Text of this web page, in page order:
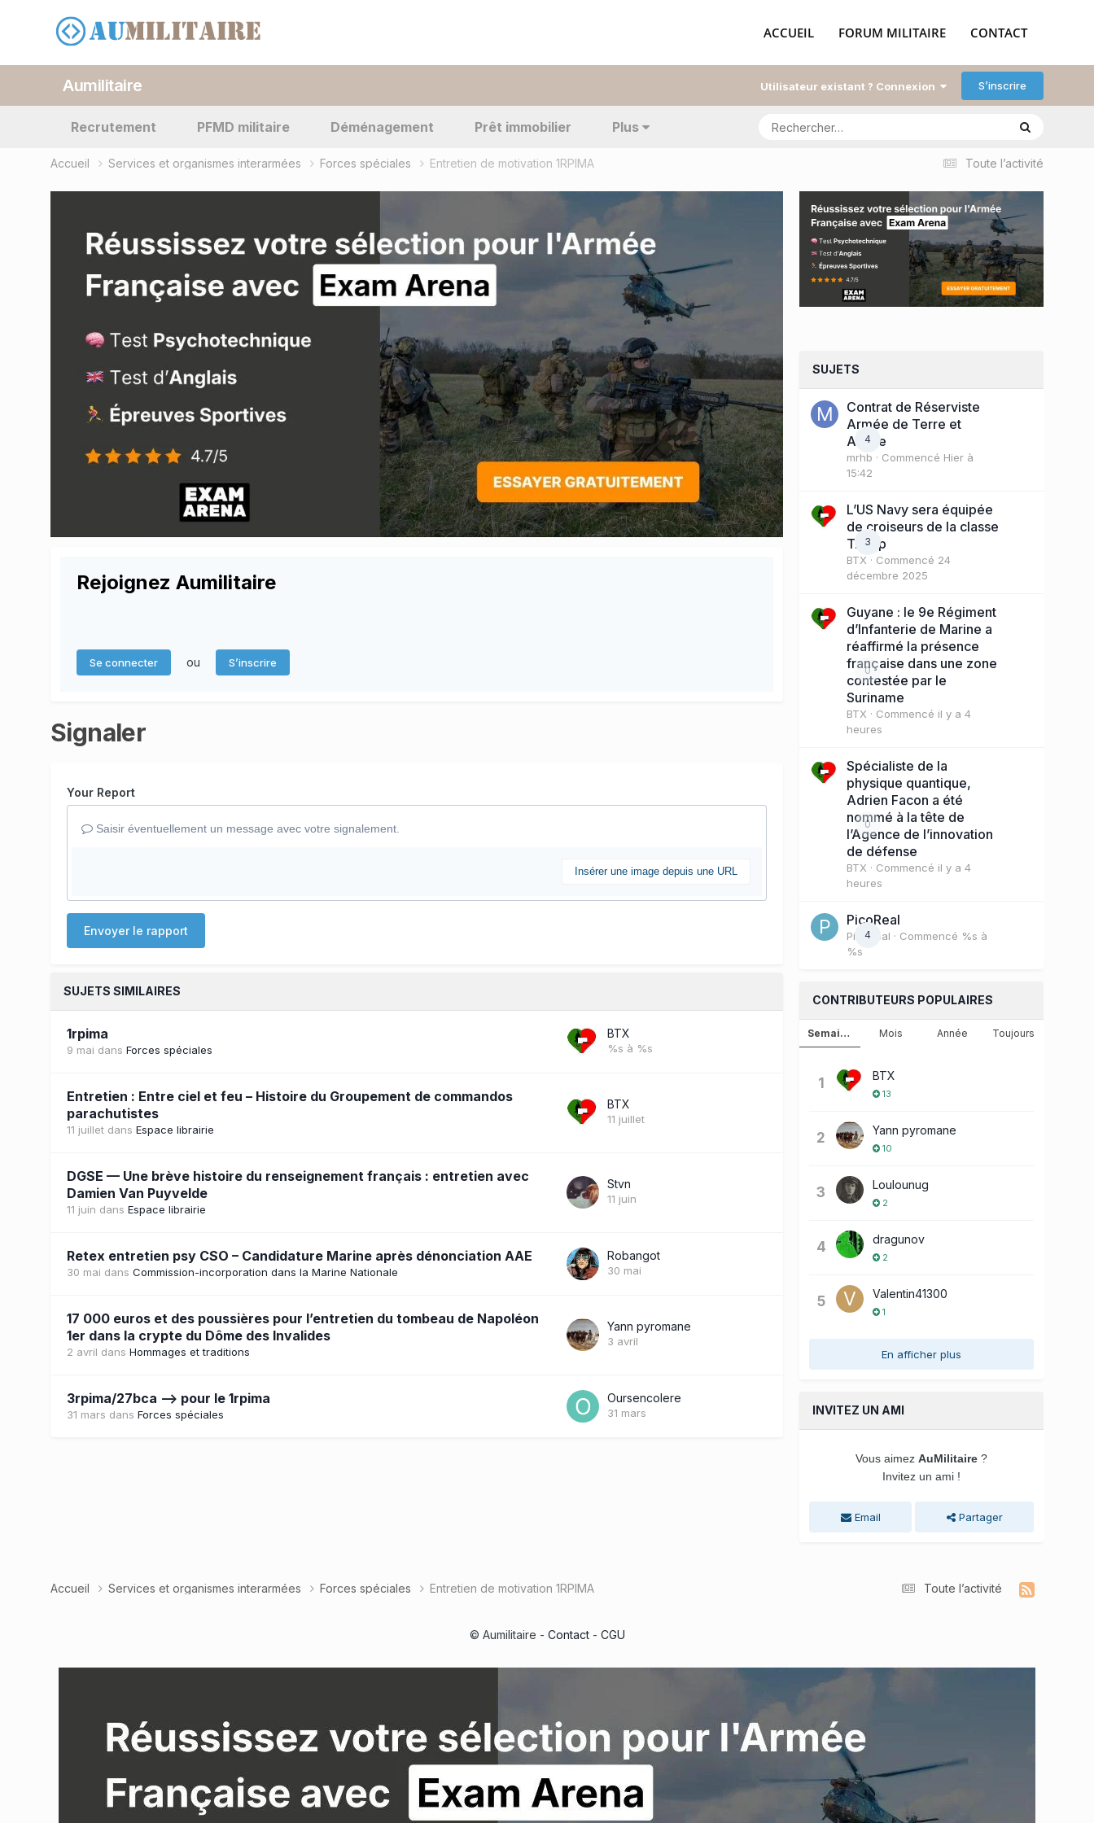
ACCUEIL FORUM MILITAIRE CONTACT
Aumilitaire Utilisateur existant ? Connexion S’inscrire
Recrutement PFMD militaire Déménagement Prêt immobilier Plus
Toute l’activité
Accueil Services et organismes interarmées Forces spéciales Entretien de motivation 1RPIMA
Rejoignez Aumilitaire
Se connecter ou S’inscrire
Signaler
Your Report
Saisir éventuellement un message avec votre signalement.
Insérer une image depuis une URL
Envoyer le rapport
SUJETS SIMILAIRES
1rpima
9 mai dans Forces spéciales
BTX
%s à %s
Entretien : Entre ciel et feu – Histoire du Groupement de commandos
parachutistes
11 juillet dans Espace librairie
BTX
11 juillet
DGSE — Une brève histoire du renseignement français : entretien avec
Damien Van Puyvelde
11 juin dans Espace librairie
Stvn
11 juin
Retex entretien psy CSO – Candidature Marine après dénonciation AAE
30 mai dans Commission-incorporation dans la Marine Nationale
Robangot
30 mai
17 000 euros et des poussières pour l’entretien du tombeau de Napoléon
1er dans la crypte du Dôme des Invalides
2 avril dans Hommages et traditions
Yann pyromane
3 avril
3rpima/27bca --> pour le 1rpima
31 mars dans Forces spéciales
Oursencolere
31 mars
SUJETS
4
Contrat de Réserviste
Armée de Terre et
Active
mrhb · Commencé Hier à
15:42
3
L’US Navy sera équipée
de croiseurs de la classe
Trump
BTX · Commencé 24
décembre 2025
0
Guyane : le 9e Régiment
d’Infanterie de Marine a
réaffirmé la présence
française dans une zone
contestée par le
Suriname
BTX · Commencé il y a 4
heures
0
Spécialiste de la
physique quantique,
Adrien Facon a été
nommé à la tête de
l’Agence de l’innovation
de défense
BTX · Commencé il y a 4
heures
4
PicoReal
PicoReal · Commencé %s à
%s
CONTRIBUTEURS POPULAIRES
Semaine Mois Année Toujours
1 BTX
13
2 Yann pyromane
10
3 Loulounug
2
4 dragunov
2
5 Valentin41300
1
En afficher plus
INVITEZ UN AMI
Vous aimez AuMilitaire ?
Invitez un ami !
Email Partager
Toute l’activité
Accueil Services et organismes interarmées Forces spéciales Entretien de motivation 1RPIMA
© Aumilitaire - Contact- CGU